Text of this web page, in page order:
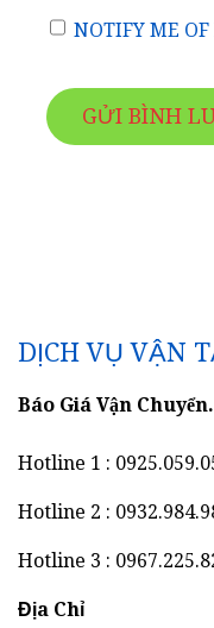
NOTIFY ME
DỊCH VỤ VẬN
Báo Giá Vận Chuyển.
Hotline 1 :
Hotline 2 :
Hotline 3 :
Địa Chỉ